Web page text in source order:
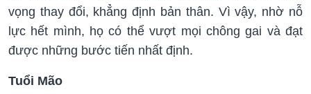
vọng thay đổi, khẳng định bản thân. Vì vậy, nhờ nỗ
lực hết mình, họ có thể vượt mọi chông gai và đạt
được những bước tiến nhất định.
Tuổi Mão